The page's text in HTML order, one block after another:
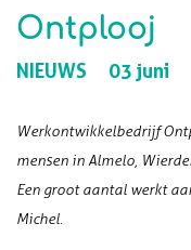
Ontplooj
NIEUWS 03 juni
Werkontwikkelbedrijf
mensen in Almelo,
Een groot aantal werkt
Michel.